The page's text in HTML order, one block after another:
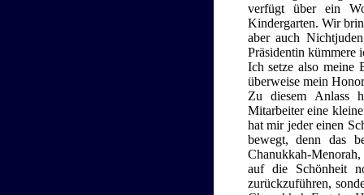
verfügt über ein
Kindergarten. Wir
aber auch
Präsidentin kümmere
Ich setze also meine
überweise mein
Zu diesem Anlass
Mitarbeiter eine
hat mir jeder einen
bewegt, denn das
Chanukkah-
auf die Schönheit
zurückzuführen,